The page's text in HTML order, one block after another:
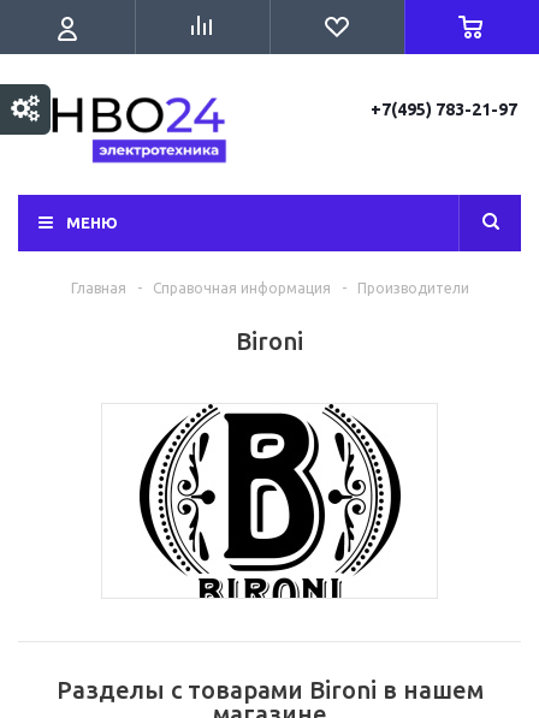
+7(495) 783-21-97
МЕНЮ
Главная - Справочная информация - Производители
Bironi
Разделы с товарами Bironi в нашем